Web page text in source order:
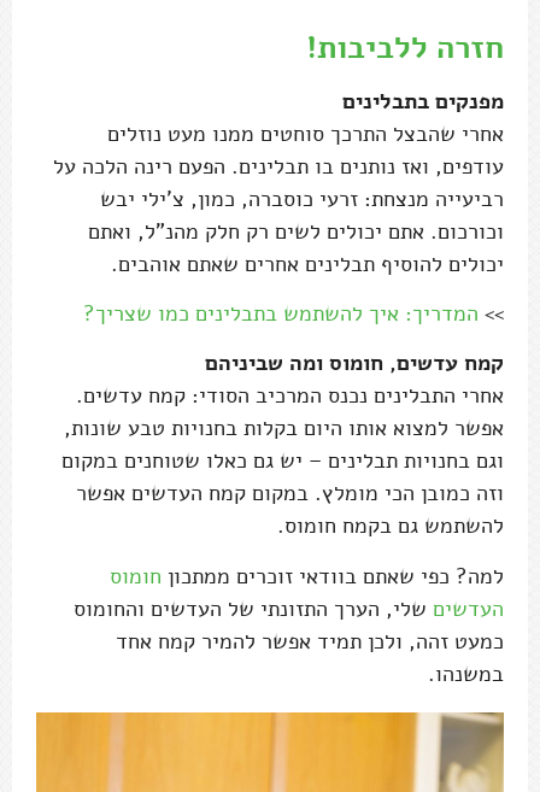
חזרה ללביבות!
מפנקים בתבלינים
אחרי שהבצל התרכך סוחטים ממנו מעט נוזלים
עודפים, ואז נותנים בו תבלינים. הפעם רינה הלכה על
רביעייה מנצחת: זרעי כוסברה, כמון, צ'ילי יבש
וכורכום. אתם יכולים לשים רק חלק מהנ"ל, ואתם
יכולים להוסיף תבלינים אחרים שאתם אוהבים.
>> המדריך: איך להשתמש בתבלינים כמו שצריך?
קמח עדשים, חומוס ומה שביניהם
אחרי התבלינים נכנס המרכיב הסודי: קמח עדשים.
אפשר למצוא אותו היום בקלות בחנויות טבע שונות,
וגם בחנויות תבלינים – יש גם כאלו שטוחנים במקום
וזה כמובן הכי מומלץ. במקום קמח העדשים אפשר
להשתמש גם בקמח חומוס.
למה? כפי שאתם בוודאי זוכרים ממתכון חומוס
העדשים שלי, הערך התזונתי של העדשים והחומוס
כמעט זהה, ולכן תמיד אפשר להמיר קמח אחד
במשנהו.